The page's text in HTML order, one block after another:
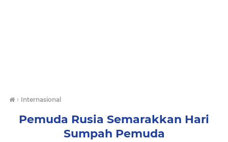
› Internasional
Pemuda Rusia Semarakkan Hari
Sumpah Pemuda